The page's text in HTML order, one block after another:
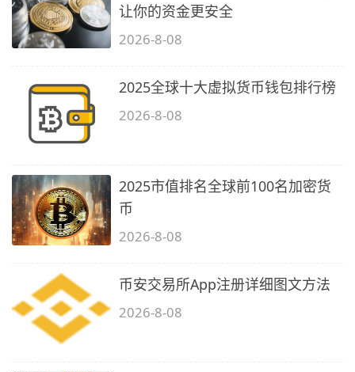
让你的资金更安全
2026-8-08
2025全球十大虚拟货币钱包排行榜
2026-8-08
2025市值排名全球前100名加密货
币
2026-8-08
币安交易所App注册详细图文方法
2026-8-08